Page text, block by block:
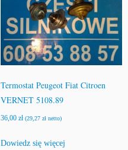
Termostat Peugeot Fiat Citroen
VERNET 5108.89
36,00 zł (29,27 złnetto)
Dowiedz się więcej